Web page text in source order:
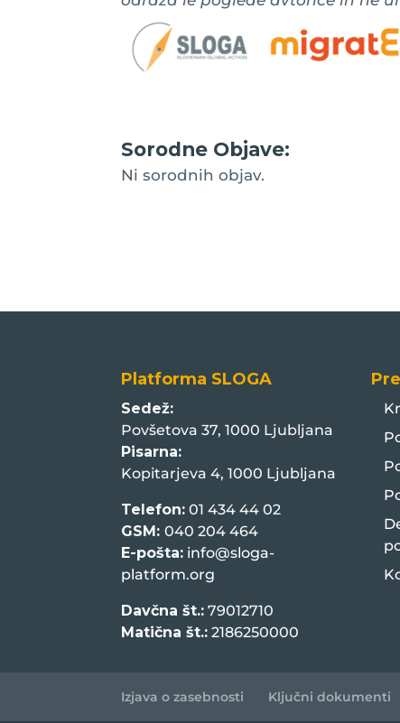
Sorodne Objave:
Ni sorodnih objav.
Platforma SLOGA
Sedež:
Povšetova 37, 1000 Ljubljana
Pisarna:
Kopitarjeva 4, 1000 Ljubljana
Telefon: 01 434 44 02
GSM:040 204 464
E-pošta: info@sloga-
platform.org
Davčna št.: 79012710
Matična št.: 2186250000
Izjava o zasebnosti Ključni dokumenti